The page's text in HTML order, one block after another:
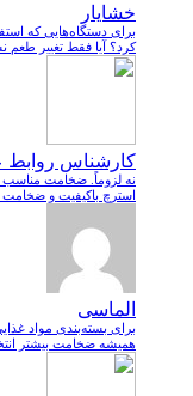
خشایار
برای دستگاه‌هایی که
کرد؟ آیا فقط تغییر طعم
کارشناس
نه لزوماً. ضخامت مناسب
استرچ باکیفیت و ضخامت
الماسی
برای بسته‌بندی مواد
همیشه ضخامت بیشتر